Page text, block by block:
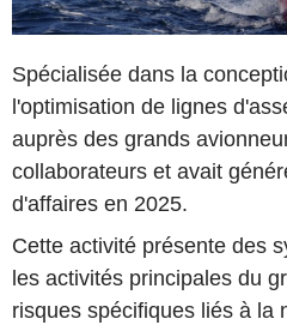
Spécialisée dans la
l'optimisation de lignes
auprès des grands
collaborateurs et avait
d'affaires en 2025.
Cette activité présente des
les activités principales du
risques spécifiques liés à la